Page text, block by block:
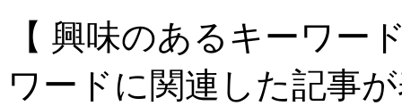
【 興味のあるキーワー
ワードに関連した記事